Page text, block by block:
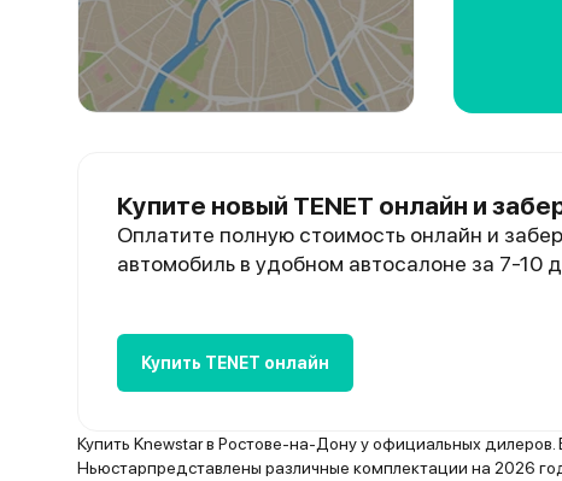
Купите новый TENET онлайн и
Оплатите полную стоимость онлайн и
автомобиль в удобном автосалоне за 7-10
Купить TENET онлайн
Купить Knewstar в Ростове-на-Дону у официальных
Ньюстарпредставлены различные комплектации на 2026